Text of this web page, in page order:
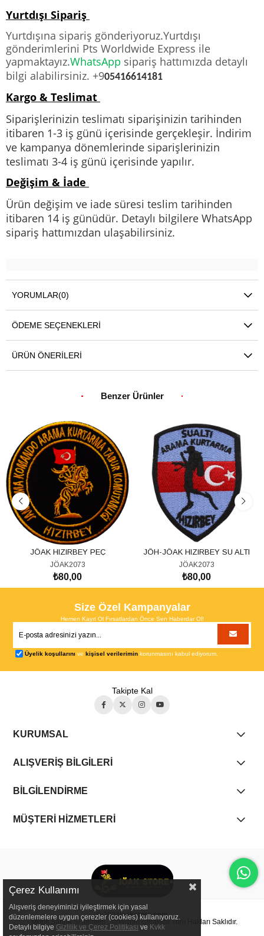
Yurtdışı Sipariş
Yurtdışına sipariş gönderiyoruz.Yurtdışı
gönderimlerini Pts Worldwide Express ile
yapmaktayız.WhatsApp sipariş hattımızda detaylı
bilgi alabilirsiniz. +905416614181
Kargo & Teslimat
Siparişlerinizin teslimatı siparişinizin tarihinden
itibaren 1-3 iş günü içerisinde gerçekleşir. İndirim
ve kampanya dönemlerinde siparişlerinizin
teslimatı 3-4 iş günü içerisinde yapılır.
Değişim & İade
Ürün değişim ve iade süresi teslim tarihinden
itibaren 14 iş günüdür. Detaylı bilgilere WhatsApp
sipariş hattımızdan ulaşabilirsiniz.
YORUMLAR(0)
ÖDEME SEÇENEKLERI
ÜRÜN ÖNERILERI
Benzer Ürünler
JÖAK HIZIRBEY PEÇ
JÖAK2073
₺80,00
SEPETE EKLE
JÖH-JÖAK HIZIRBEY SU ALTI
ARAMA KURTARMA PEÇ
JÖAK2073
₺80,00
SEPETE EKLE
Size Özel Kampanyalar
Hemen Kayıt Ol Fırsatlardan Önce Sen Haberdar Ol!
Üyelik koşullarını vekişisel verilerimin korunmasını kabul ediyorum.
Takipte Kal
KURUMSAL
ALIŞVERİŞ BİLGİLERİ
BİLGİLENDİRME
MÜŞTERİ HİZMETLERİ
© 2024joakstore.com
- Mobil Sahne Sistemleri , şirketinin iştirakidir.Tüm Hakları Saklıdır.
Çerez Kullanımı
Alışveriş deneyiminizi iyileştirmek için yasal
düzenlemelere uygun çerezler (cookies) kullanıyoruz.
Detaylı bilgiye Gizlilik ve Çerez Politikası ve Kvkk